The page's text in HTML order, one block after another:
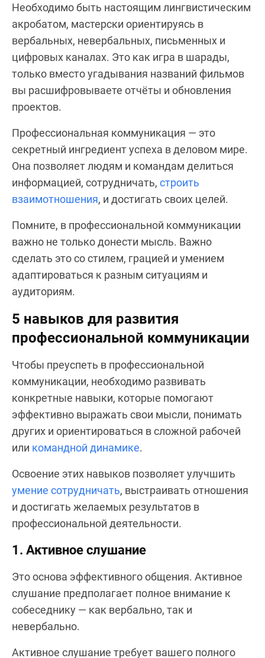
Необходимо быть настоящим лингвистическим
акробатом, мастерски ориентируясь в
вербальных, невербальных, письменных и
цифровых каналах. Это как игра в шарады,
только вместо угадывания названий фильмов
вы расшифровываете отчёты и обновления
проектов.
Профессиональная коммуникация — это
секретный ингредиент успеха в деловом мире.
Она позволяет людям и командам делиться
информацией, сотрудничать, строить
взаимотношения, и достигать своих целей.
Помните, в профессиональной коммуникации
важно не только донести мысль. Важно
сделать это со стилем, грацией и умением
адаптироваться к разным ситуациям и
аудиториям.
5 навыков для развития
профессиональной коммуникации
Чтобы преуспеть в профессиональной
коммуникации, необходимо развивать
конкретные навыки, которые помогают
эффективно выражать свои мысли, понимать
других и ориентироваться в сложной рабочей
или командной динамике.
Освоение этих навыков позволяет улучшить
умение сотрудничать, выстраивать отношения
и достигать желаемых результатов в
профессиональной деятельности.
1. Активное слушание
Это основа эффективного общения. Активное
слушание предполагает полное внимание к
собеседнику — как вербально, так и
невербально.
Активное слушание требует вашего полного